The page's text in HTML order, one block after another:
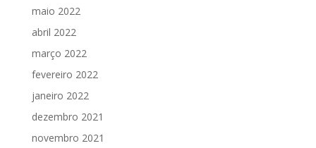
maio 2022
abril 2022
março 2022
fevereiro 2022
janeiro 2022
dezembro 2021
novembro 2021